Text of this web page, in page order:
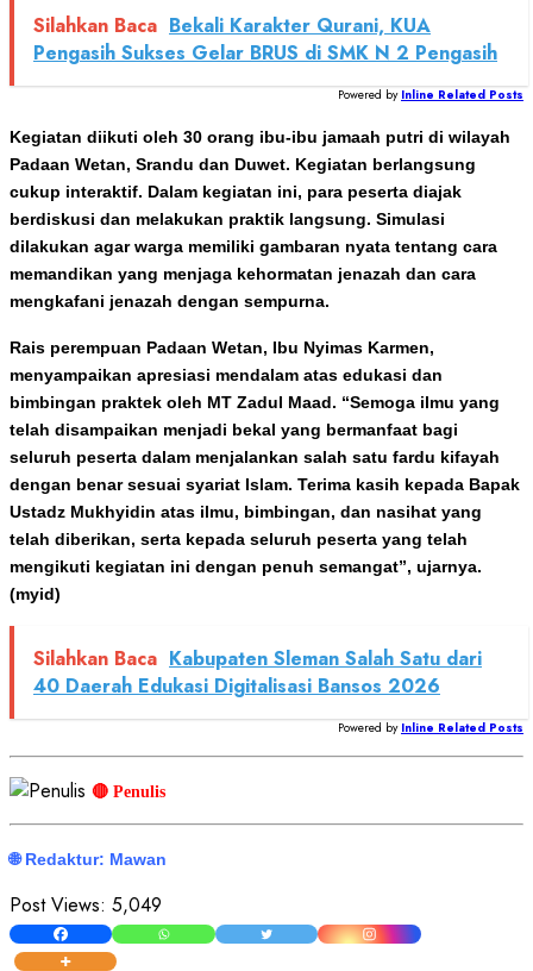
Silahkan Baca Bekali Karakter Qurani, KUA
Pengasih Sukses Gelar BRUS di SMK N 2 Pengasih
Powered by Inline Related Posts
Kegiatan diikuti oleh 30 orang ibu-ibu jamaah putri di wilayah
Padaan Wetan, Srandu dan Duwet. Kegiatan berlangsung
cukup interaktif. Dalam kegiatan ini, para peserta diajak
berdiskusi dan melakukan praktik langsung. Simulasi
dilakukan agar warga memiliki gambaran nyata tentang cara
memandikan yang menjaga kehormatan jenazah dan cara
mengkafani jenazah dengan sempurna.
Rais perempuan Padaan Wetan, Ibu Nyimas Karmen,
menyampaikan apresiasi mendalam atas edukasi dan
bimbingan praktek oleh MT Zadul Maad. “Semoga ilmu yang
telah disampaikan menjadi bekal yang bermanfaat bagi
seluruh peserta dalam menjalankan salah satu fardu kifayah
dengan benar sesuai syariat Islam. Terima kasih kepada Bapak
Ustadz Mukhyidin atas ilmu, bimbingan, dan nasihat yang
telah diberikan, serta kepada seluruh peserta yang telah
mengikuti kegiatan ini dengan penuh semangat”, ujarnya.
(myid)
Silahkan Baca Kabupaten Sleman Salah Satu dari
40 Daerah Edukasi Digitalisasi Bansos 2026
Powered by Inline Related Posts
🔴 Penulis
🌐 Redaktur: Mawan
Post Views: 5,049